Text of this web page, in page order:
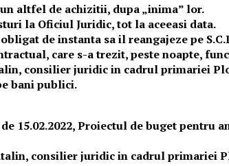
altfel de achizitii, dupa „inima” lor.
la Oficiul Juridic, tot la aceeasi data.
de instanta sa il reangajeze pe
care s-a trezit, peste noapte,
consilier juridic in cadrul primariei
bani publici.
15.02.2022, Proiectul de buget pentru
consilier juridic in cadrul primariei